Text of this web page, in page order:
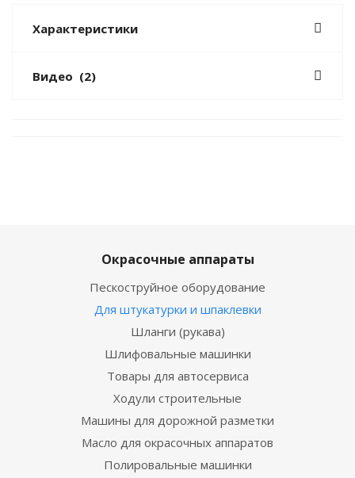
Характеристики
Видео (2)
Окрасочные аппараты
Пескоструйное оборудование
Для штукатурки и шпаклевки
Шланги (рукава)
Шлифовальные машинки
Товары для автосервиса
Ходули строительные
Машины для дорожной разметки
Масло для окрасочных аппаратов
Полировальные машинки